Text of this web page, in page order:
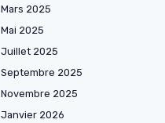
Mars 2025
Mai 2025
Juillet 2025
Septembre 2025
Novembre 2025
Janvier 2026